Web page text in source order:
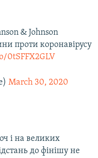
& Johnson
проти коронавірусу
0tSFFX2GLV
March 30, 2020
і на великих
до фінішу не